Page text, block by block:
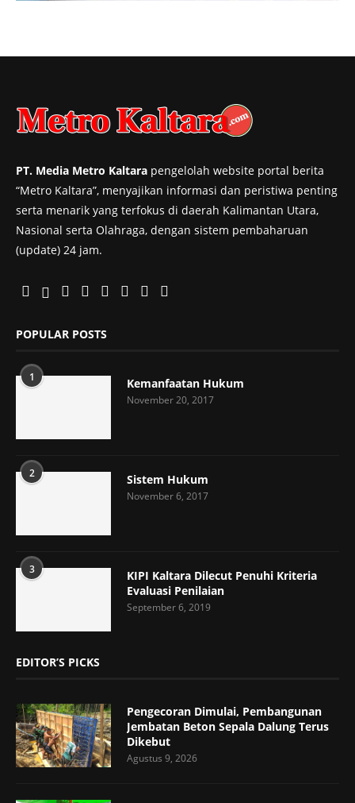
PT. Media Metro Kaltara pengelolah website portal berita
“Metro Kaltara”, menyajikan informasi dan peristiwa penting
serta menarik yang terfokus di daerah Kalimantan Utara,
Nasional serta Olahraga, dengan sistem pembaharuan
(update) 24 jam.
POPULAR POSTS
1 Kemanfaatan Hukum
November 20, 2017
2 Sistem Hukum
November 6, 2017
3
KIPI Kaltara Dilecut Penuhi Kriteria
Evaluasi Penilaian
September 6, 2019
EDITOR’S PICKS
Pengecoran Dimulai, Pembangunan
Jembatan Beton Sepala Dalung Terus
Dikebut
Agustus 9, 2026